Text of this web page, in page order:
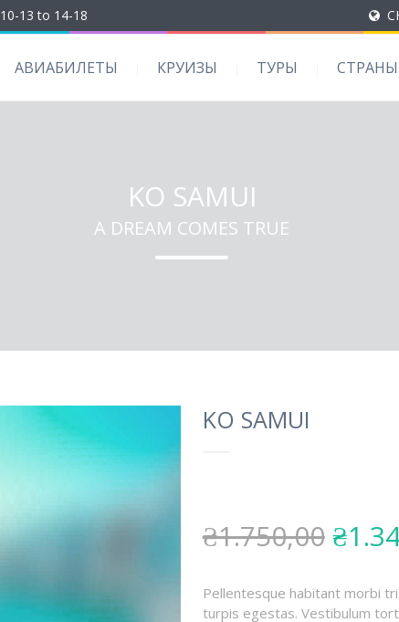
10-13 to 14-18
АВИАБИЛЕТЫ КРУИЗЫ ТУРЫ СТРАНЫ
KO SAMUI
A DREAM COMES TRUE
KO SAMUI
₴1.750,00
Pellentesque habitant morbi
turpis egestas. Vestibulum